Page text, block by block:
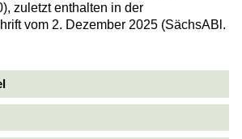
zuletzt enthalten in der
vom 2. Dezember 2025 (SächsABl.